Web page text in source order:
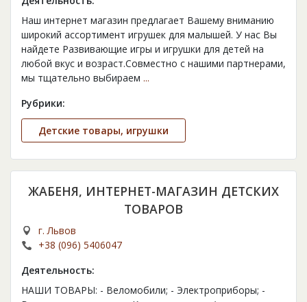
Наш интернет магазин предлагает Вашему вниманию
широкий ассортимент игрушек для малышей. У нас Вы
найдете Развивающие игры и игрушки для детей на
любой вкус и возраст.Совместно с нашими партнерами,
мы тщательно выбираем ...
Рубрики:
Детские товары, игрушки
ЖАБЕНЯ, ИНТЕРНЕТ-МАГАЗИН ДЕТСКИХ
ТОВАРОВ
г. Львов
+38 (096) 5406047
Деятельность:
НАШИ ТОВАРЫ: - Веломобили; - Электроприборы; -